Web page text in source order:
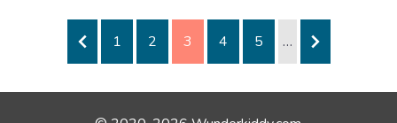
1 2 3 4 5 …